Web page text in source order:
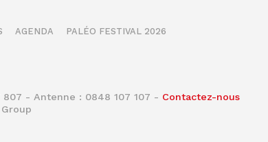
AGENDA PALÉO FESTIVAL 2026
807 - Antenne : 0848 107 107 - Contactez-nous